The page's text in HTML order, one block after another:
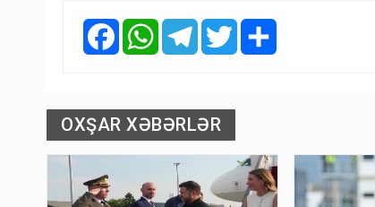
FacebookWhatsAppTelegramTwitter
OXŞAR XƏBƏRLƏR